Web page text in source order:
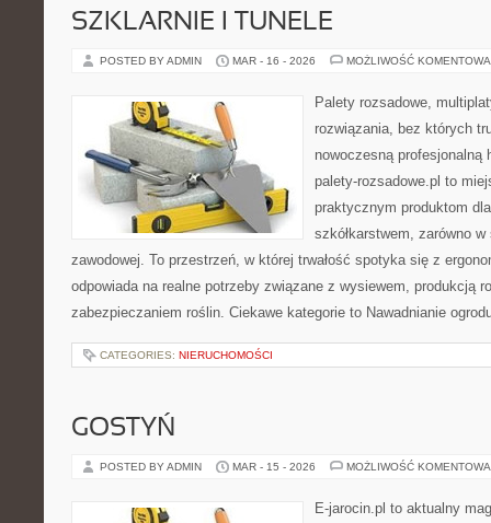
SZKLARNIE I TUNELE
POSTED BY ADMIN MAR - 16 - 2026 MOŻLIWOŚĆ
Palety rozsadowe,
rozwiązania, bez których
nowoczesną profesjonalną
palety-rozsadowe.pl to
praktycznym produktom
szkółkarstwem, zarówno
zawodowej. To przestrzeń, w której trwałość spotyka się z
odpowiada na realne potrzeby związane z wysiewem, produkcją
zabezpieczaniem roślin. Ciekawe kategorie to Nawadnianie
CATEGORIES: NIERUCHOMOŚCI
GOSTYŃ
POSTED BY ADMIN MAR - 15 - 2026 MOŻLIWOŚĆ
E-jarocin.pl to aktualny